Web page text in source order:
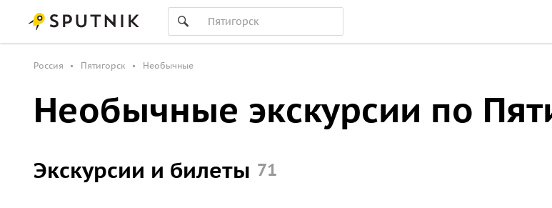
Россия Пятигорск Необычные
Необычные экскурсии по
Экскурсии и билеты 71